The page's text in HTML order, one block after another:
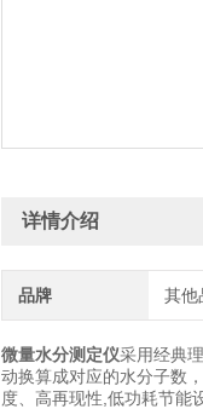
详情介绍
品牌 其他
微量水分测定仪采用经典
动换算成对应的水分子数
度、高再现性,低功耗节能